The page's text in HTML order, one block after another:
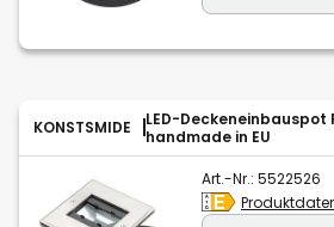
KONSTSMIDE
LED-Deckeneinbauspot
handmade in EU
Art.-Nr.: 5522526